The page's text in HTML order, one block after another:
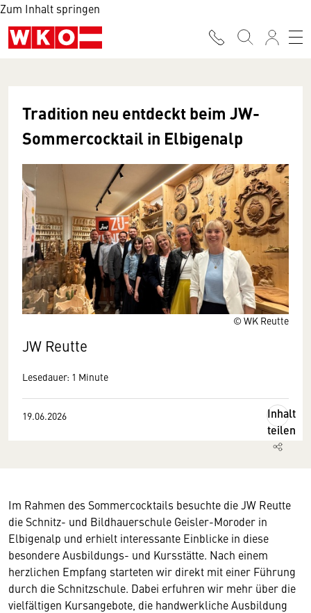
Zum Inhalt springen
© WK Reutte
Tradition neu entdeckt beim JW-
Sommercocktail in Elbigenalp
JW Reutte
Lesedauer: 1 Minute
19.06.2026
Inhalt
teilen
Im Rahmen des Sommercocktails besuchte die JW Reutte
die Schnitz- und Bildhauerschule Geisler-Moroder in
Elbigenalp und erhielt interessante Einblicke in diese
besondere Ausbildungs- und Kursstätte. Nach einem
herzlichen Empfang starteten wir direkt mit einer Führung
durch die Schnitzschule. Dabei erfuhren wir mehr über die
vielfältigen Kursangebote, die handwerkliche Ausbildung